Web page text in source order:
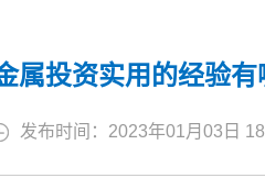
属投资实用的经验有
发布时间：2023年01月03日